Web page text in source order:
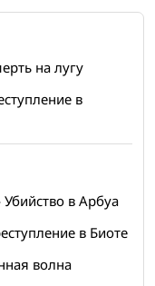
на лугу
в
в Арбуа
в Биоте
волна